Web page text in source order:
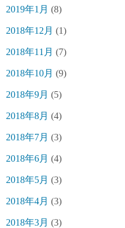
2019年1月 (8)
2018年12月 (1)
2018年11月 (7)
2018年10月 (9)
2018年9月 (5)
2018年8月 (4)
2018年7月 (3)
2018年6月 (4)
2018年5月 (3)
2018年4月 (3)
2018年3月 (3)